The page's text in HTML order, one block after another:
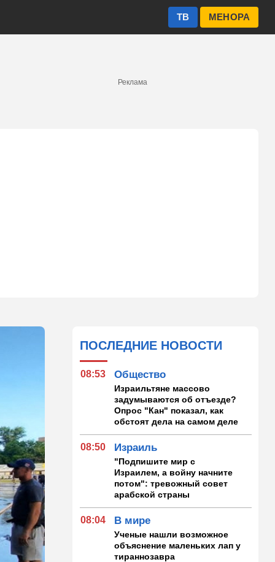
МЕНОРА
ТВ
Реклама
ПОСЛЕДНИЕ НОВОСТИ
08:53 Общество
Израильтяне массово
задумываются об отъезде?
Опрос "Кан" показал, как
обстоят дела на самом деле
08:50 Израиль
"Подпишите мир с
Израилем, а войну начните
потом": тревожный совет
арабской страны
08:04 В мире
Ученые нашли возможное
объяснение маленьких лап у
тираннозавра